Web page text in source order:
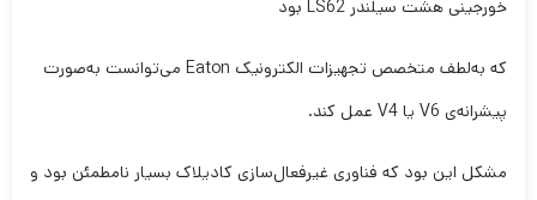
خورجینی هشت سیلندر LS62 بود
که به‌لطف متخصص تجهیزات الکترونیک Eaton می‌توانست به‌صورت
پیشرانه‌ی V6 یا V4 عمل کند.
مشکل این بود که فناوری غیرفعال‌سازی کادیلاک بسیار نامطمئن بود و